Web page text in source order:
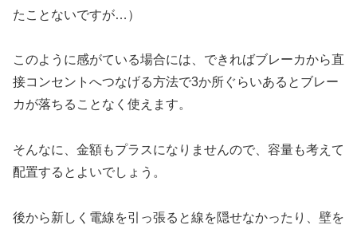
たことないですが…）
このように感がている場合には、できればブレーカから直
接コンセントへつなげる方法で3か所ぐらいあるとブレー
カが落ちることなく使えます。
そんなに、金額もプラスになりませんので、容量も考えて
配置するとよいでしょう。
後から新しく電線を引っ張ると線を隠せなかったり、壁を